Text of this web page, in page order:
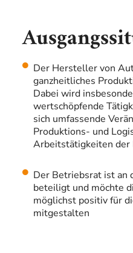
Der Hersteller von
ganzheitliches
Dabei wird
wertschöpfende
sich umfassende
Produktions- und
Arbeitstätigkeiten der
Der Betriebsrat ist an
beteiligt und möchte
möglichst positiv für
mitgestalten